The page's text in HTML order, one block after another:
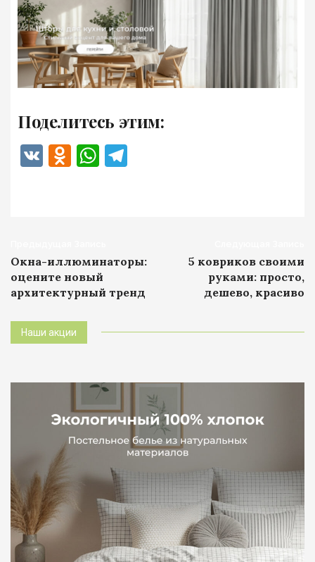
Поделитесь этим:
VK Odnoklassniki
WhatsApp
Навигация
записи
Окна-иллюминаторы:
оцените новый
архитектурный тренд
5 ковриков своими
руками: просто,
дешево, красиво
Наши акции